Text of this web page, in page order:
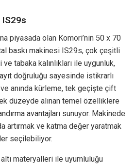
piyasada olan Komori’nin 50 x 70
baskı makinesi IS29s, çok çeşitli
tabaka kalınlıkları ile uygunluk,
doğruluğu sayesinde istikrarlı
anında kürleme, tek geçişte çift
düzeyde alınan temel özelliklere
avantajları sunuyor. Makinede
artırmak ve katma değer yaratmak
seçilebiliyor.
materyalleri ile uyumluluğu